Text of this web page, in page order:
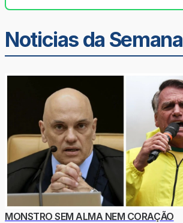
Noticias da Semana
MONSTRO SEM ALMA NEM CORAÇÃO